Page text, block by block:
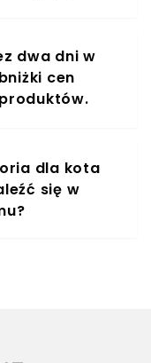
dwa dni w
cen
dla kota
się w